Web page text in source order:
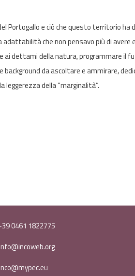
Portogallo e ciò che questo territorio ha
che non pensavo più di avere
ai dettami della natura, programmare il
da ascoltare e ammirare,
leggerezza della “marginalità”.
0461 1822775